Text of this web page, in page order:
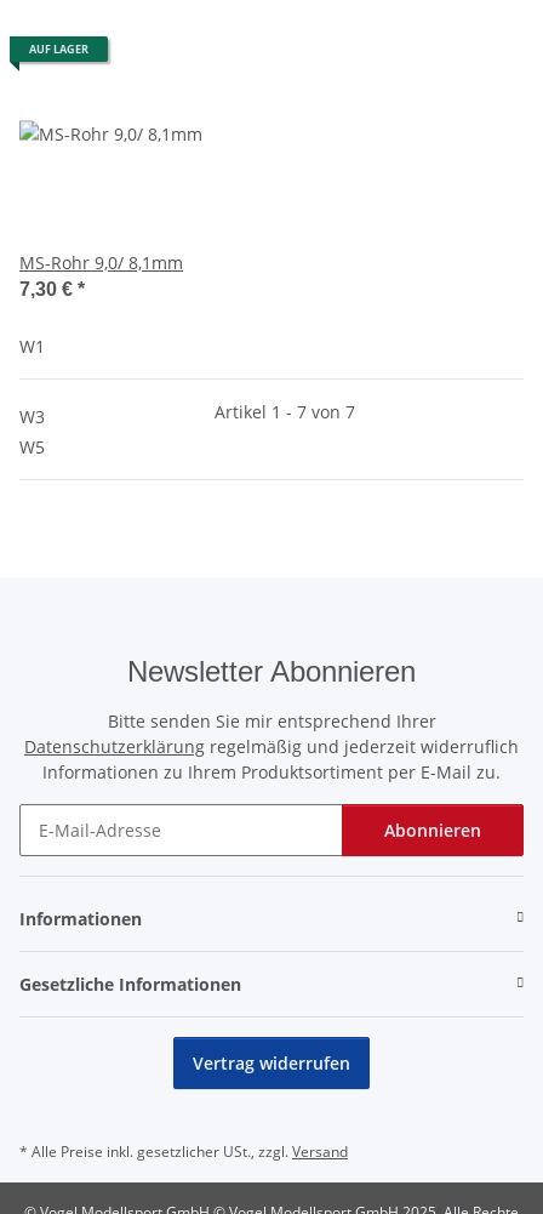
AUF LAGER
MS-Rohr 9,0/ 8,1mm
7,30 € *
W1
W3
Artikel 1 - 7 von 7
W5
Newsletter Abonnieren
Bitte senden Sie mir entsprechend Ihrer
Datenschutzerklärung regelmäßig und jederzeit widerruflich
Informationen zu Ihrem Produktsortiment per E-Mail zu.
Abonnieren
Informationen
Gesetzliche Informationen
Vertrag widerrufen
* Alle Preise inkl. gesetzlicher USt., zzgl.Versand